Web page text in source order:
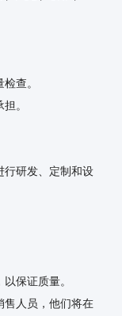
查。
。
行研发、定制和设
保证质量。
售人员，他们将在